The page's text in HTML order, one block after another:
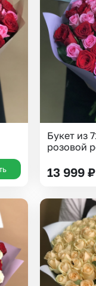
Букет из
розовой
13 999 ₽